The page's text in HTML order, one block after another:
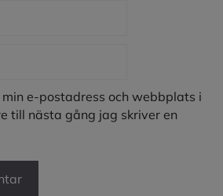
e-postadress och webbplats i
till nästa gång jag skriver en